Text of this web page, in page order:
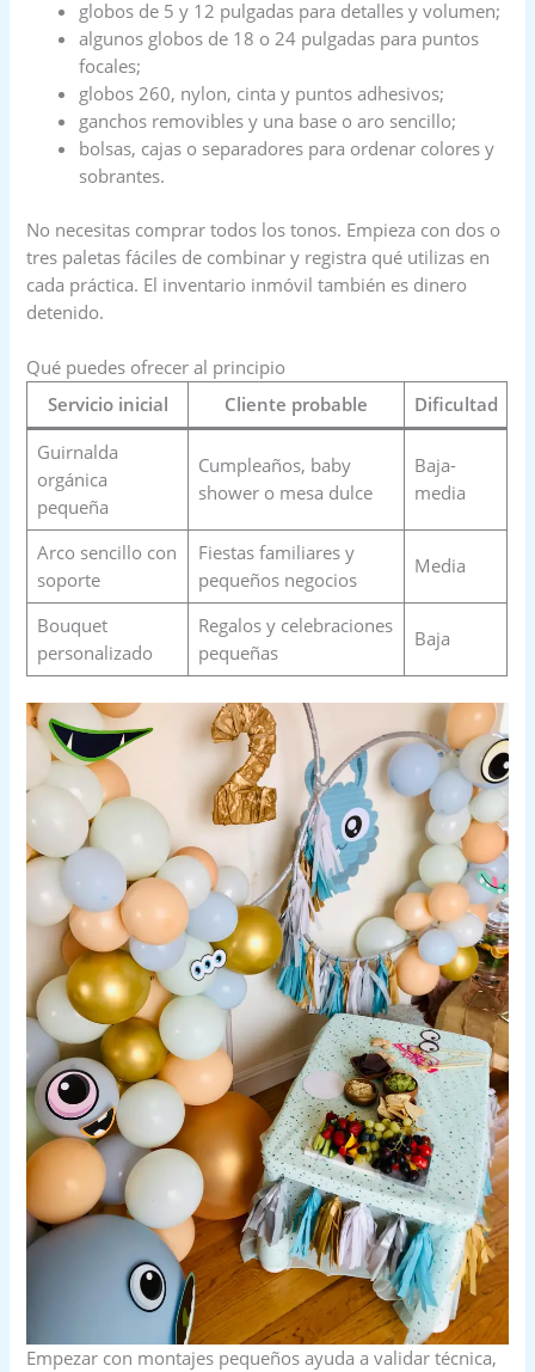
globos de 5 y 12 pulgadas para detalles y volumen;
algunos globos de 18 o 24 pulgadas para puntos
focales;
globos 260, nylon, cinta y puntos adhesivos;
ganchos removibles y una base o aro sencillo;
bolsas, cajas o separadores para ordenar colores y
sobrantes.
No necesitas comprar todos los tonos. Empieza con dos o
tres paletas fáciles de combinar y registra qué utilizas en
cada práctica. El inventario inmóvil también es dinero
detenido.
Qué puedes ofrecer al principio
Servicio inicial
Cliente probable
Dificultad
Guirnalda
orgánica
pequeña
Cumpleaños, baby
shower o mesa dulce
Baja-
media
Arco sencillo con
soporte
Fiestas familiares y
pequeños negocios
Media
Bouquet
personalizado
Regalos y celebraciones
pequeñas
Baja
Empezar con montajes pequeños ayuda a validar técnica,